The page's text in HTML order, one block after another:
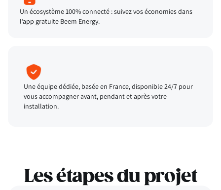
Un écosystème 100% connecté : suivez vos économies dans
l’app gratuite Beem Energy.
Une équipe dédiée, basée en France, disponible 24/7 pour
vous accompagner avant, pendant et après votre
installation.
Les étapes du projet